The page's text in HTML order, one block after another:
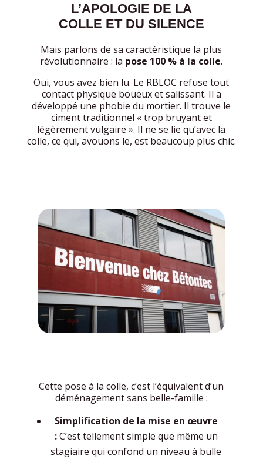
​L’APOLOGIE DE LA
COLLE ET DU SILENCE
​Mais parlons de sa caractéristique la plus
révolutionnaire : la pose 100 % à la colle.
​Oui, vous avez bien lu. Le RBLOC refuse tout
contact physique boueux et salissant. Il a
développé une phobie du mortier. Il trouve le
ciment traditionnel « trop bruyant et
légèrement vulgaire ». Il ne se lie qu’avec la
colle, ce qui, avouons le, est beaucoup plus chic.
Cette pose à la colle, c’est l’équivalent d’un
déménagement sans belle-famille :
Simplification de la mise en œuvre
:C’est tellement simple que même un
stagiaire qui confond un niveau à bulle